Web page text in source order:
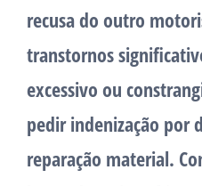
recusa do outro
transtornos
excessivo ou
pedir indenização por
reparação material.